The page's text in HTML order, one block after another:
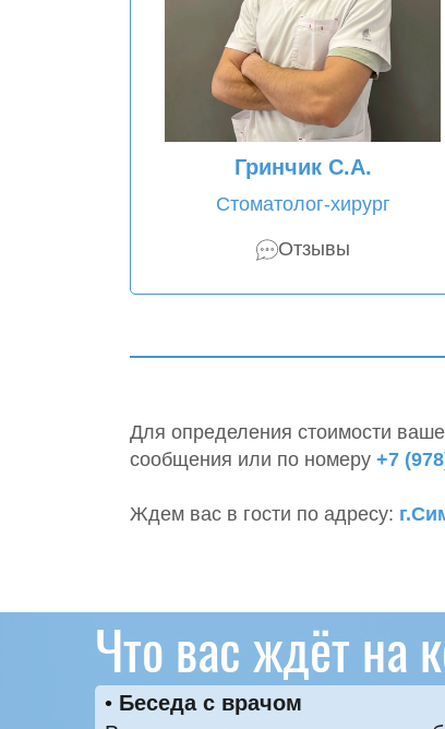
Гринчик С.А.
Стоматолог-хирург
Отзывы
Для определения стоимости
сообщения или по номеру +7
Ждем вас в гости по адресу:
Что вас ждёт на
Беседа с врачом